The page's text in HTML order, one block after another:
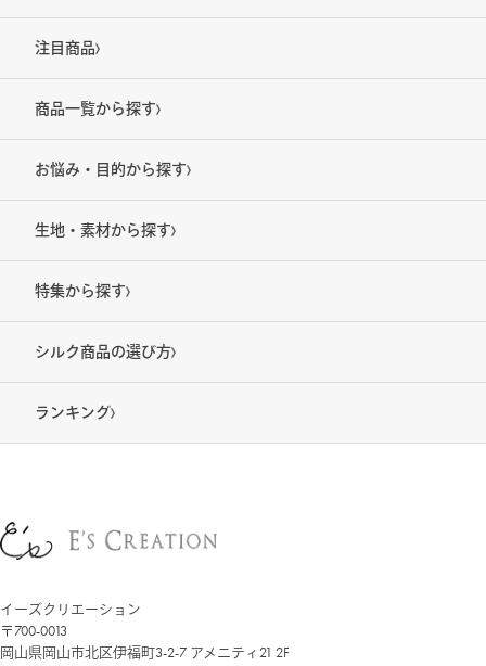
注目商品
商品一覧から探す
お悩み・目的から探す
生地・素材から探す
特集から探す
シルク商品の選び方
ランキング
イーズクリエーション
〒700-0013
岡山県岡山市北区伊福町3-2-7 アメニティ21 2F